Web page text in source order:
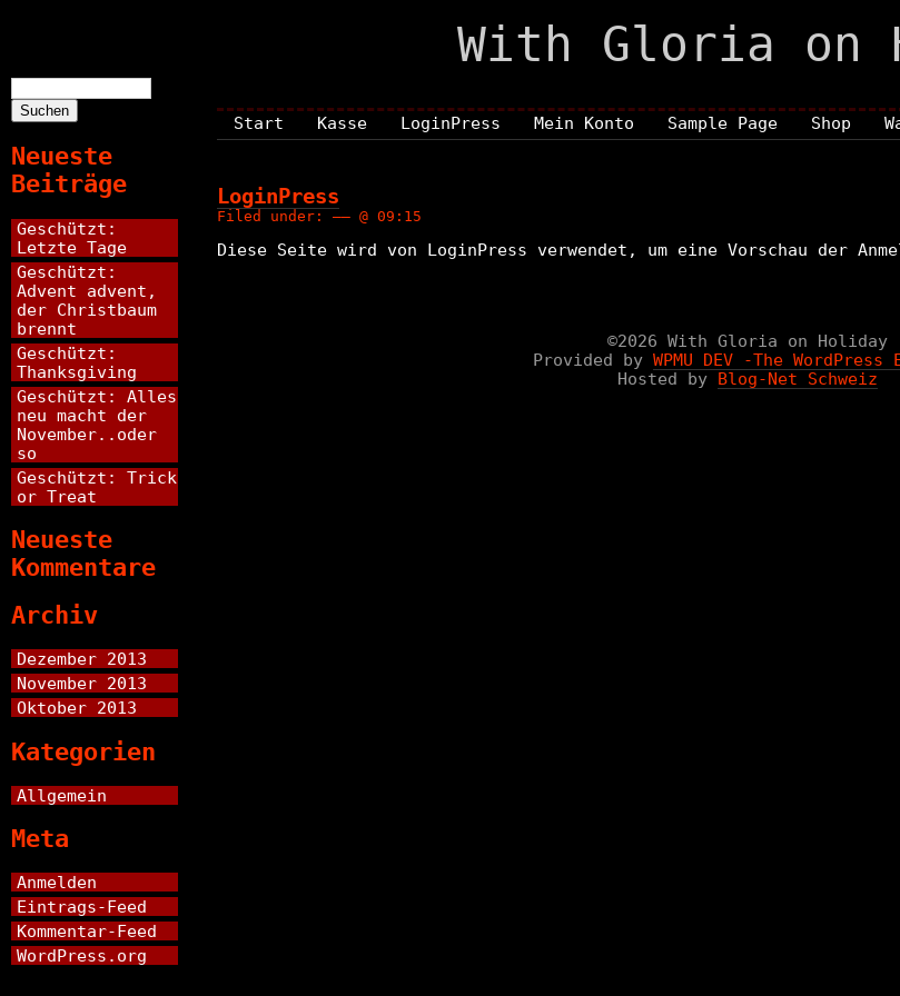
With Gloria on
Start Kasse LoginPress Mein Konto Sample Page Shop
LoginPress
Filed under: —— @ 09:15
Diese Seite wird von LoginPress verwendet, um eine Vorschau der
nach:
Neueste
Beiträge
Geschützt:
Letzte Tage
Geschützt:
Advent advent,
der Christbaum
brennt
Geschützt:
Thanksgiving
Geschützt: Alles
neu macht der
November..oder
so
Geschützt: Trick
or Treat
Neueste
Kommentare
Archiv
Dezember 2013
November 2013
Oktober 2013
Kategorien
Allgemein
Meta
Anmelden
Eintrags-Feed
Kommentar-Feed
WordPress.org
©2026 With Gloria on Holiday
Provided by WPMU DEV -The WordPress
Hosted by Blog-Net Schweiz